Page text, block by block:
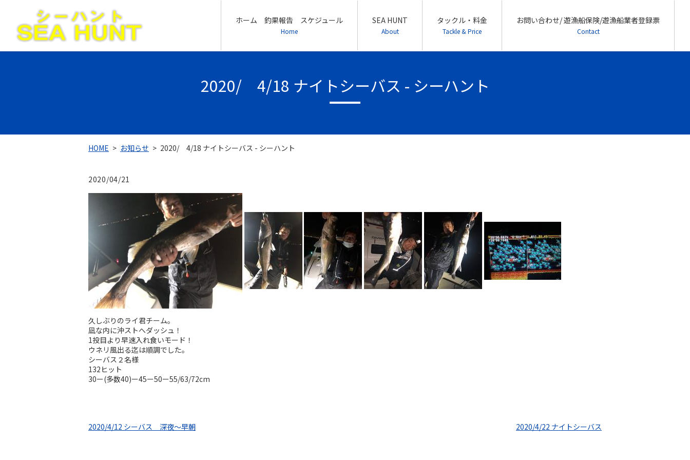
ホーム 釣果報告 スケジュール
Home
SEA HUNT
About
タックル・料金
Tackle & Price
お問い合わせ/ 遊漁船保険/遊漁船業者登録票
Contact
2020/ 4/18 ナイトシーバス - シーハント
HOME お知らせ 2020/ 4/18 ナイトシーバス - シーハント
2020/04/21
久しぶりのライ君チーム。
凪な内に沖ストへダッシュ！
1投目より早速入れ食いモード！
ウネリ風出る迄は順調でした。
シーバス２名様
132ヒット
30ー(多数40)ー45ー50ー55/63/72cm
2020/4/12 シーバス 深夜～早朝 2020/4/22 ナイトシーバス